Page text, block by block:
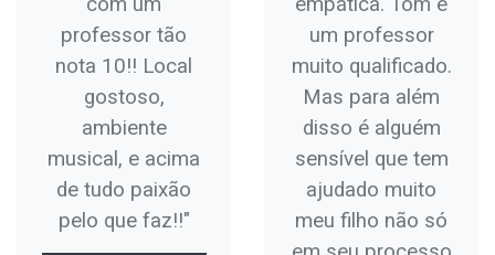
professor tão
nota 10!! Local
gostoso,
ambiente
musical, e acima
de tudo paixão
pelo que faz!!"
um professor
muito qualificado.
Mas para além
disso é alguém
sensível que tem
ajudado muito
meu filho não só